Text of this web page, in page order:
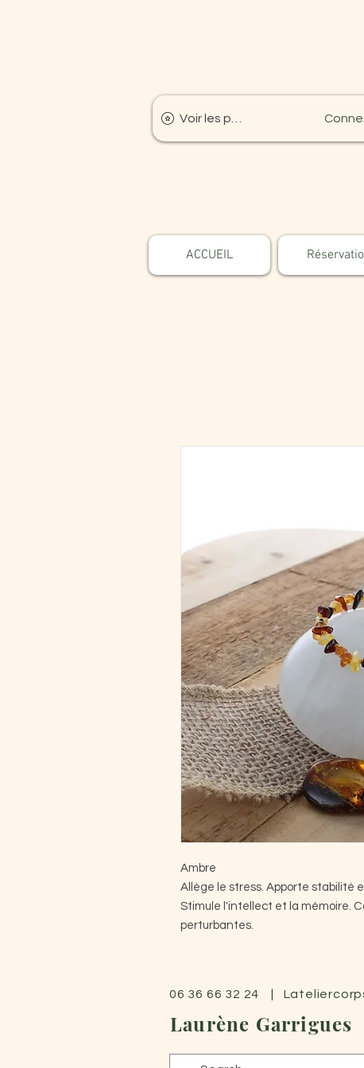
Voir les points
ACCUEIL
Ambre
Allège le stress. Apporte stabilité
Stimule l'intellect et la mémoire.
perturbantes.
06 36 66 32 24 |
Laurène Garrigues